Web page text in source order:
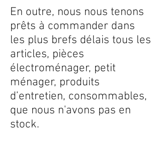
En outre, nous nous tenons
prêts à commander dans
les plus brefs délais tous les
articles, pièces
électroménager, petit
ménager, produits
d’entretien, consommables,
que nous n'avons pas en
stock.